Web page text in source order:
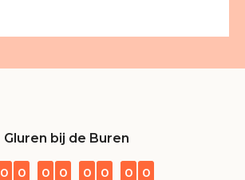
Gluren bij de Buren
0 0 0 0 0 0 0 0